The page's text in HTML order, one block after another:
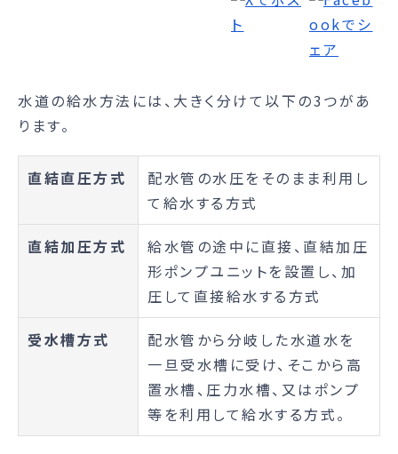
水道の給水方法には、大きく分けて以下の3つがあ
ります。
直結直圧方式
配水管の水圧をそのまま利用し
て給水する方式
直結加圧方式
給水管の途中に直接、直結加圧
形ポンプユニットを設置し、加
圧して直接給水する方式
受水槽方式
配水管から分岐した水道水を
一旦受水槽に受け、そこから高
置水槽、圧力水槽、又はポンプ
等を利用して給水する方式。